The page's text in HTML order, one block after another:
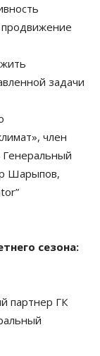
задачи
член
Генеральный
Шарыпов,
сезона:
партнер ГК